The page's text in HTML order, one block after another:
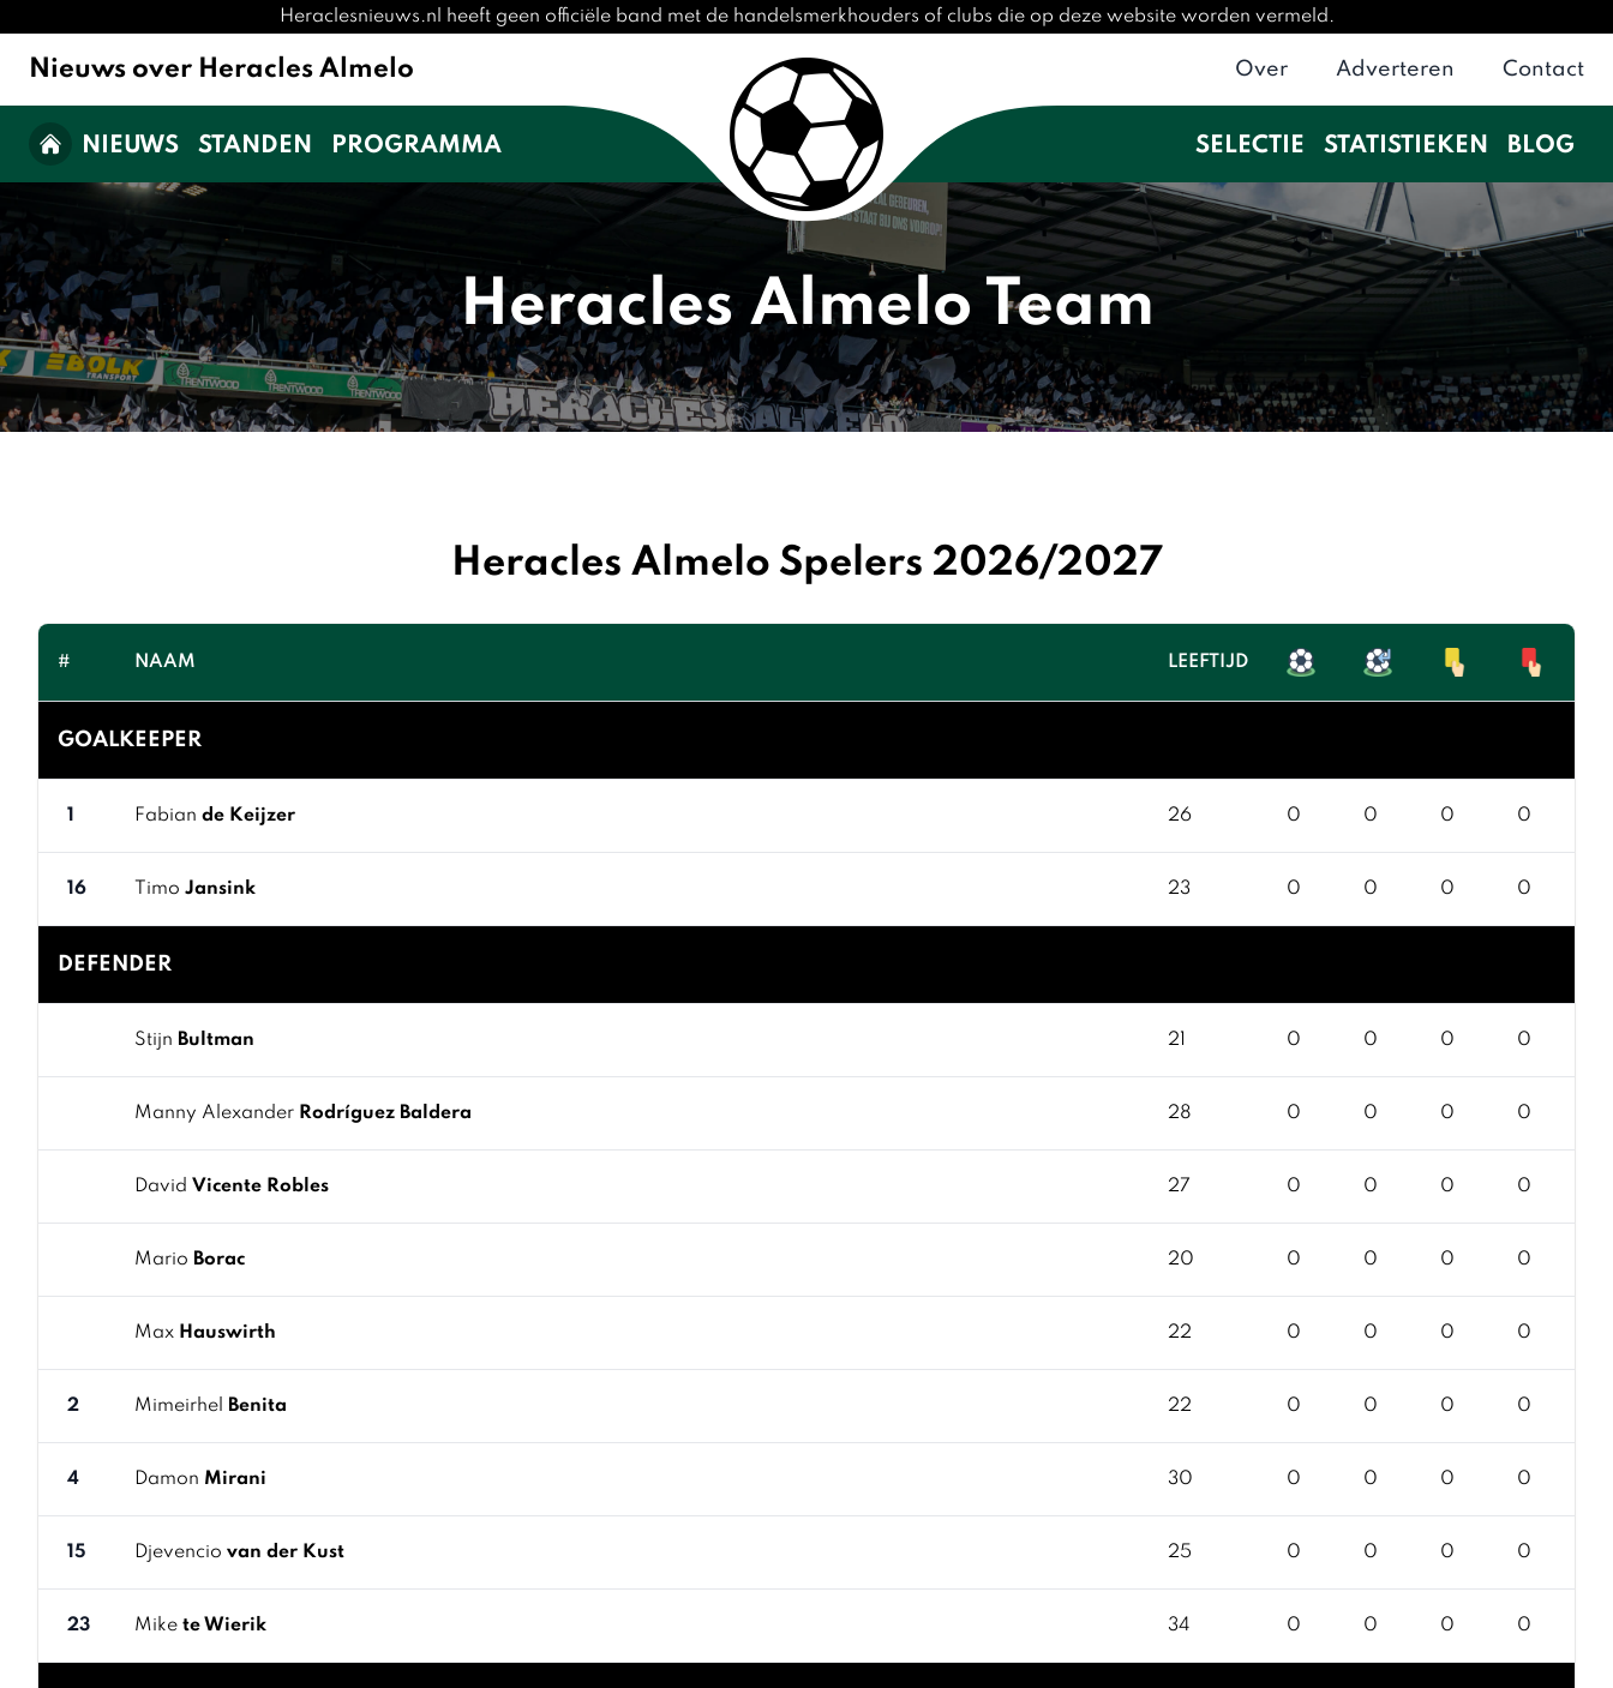
Heraclesnieuws.nl heeft geen officiële band met de handelsmerkhouders of clubs die op deze website worden vermeld.
Nieuws over Heracles Almelo Over Adverteren Contact
NIEUWS STANDEN PROGRAMMA SELECTIE STATISTIEKEN BLOG
Heracles Almelo Team
Heracles Almelo Spelers 2026/2027
# NAAM LEEFTIJD
GOALKEEPER
1 Fabian de Keijzer 26 0 0 0 0
16 Timo Jansink 23 0 0 0 0
DEFENDER
Stijn Bultman 21 0 0 0 0
Manny Alexander Rodríguez Baldera 28 0 0 0 0
David Vicente Robles 27 0 0 0 0
Mario Borac 20 0 0 0 0
Max Hauswirth 22 0 0 0 0
2 Mimeirhel Benita 22 0 0 0 0
4 Damon Mirani 30 0 0 0 0
15 Djevencio van der Kust 25 0 0 0 0
23 Mike te Wierik 34 0 0 0 0